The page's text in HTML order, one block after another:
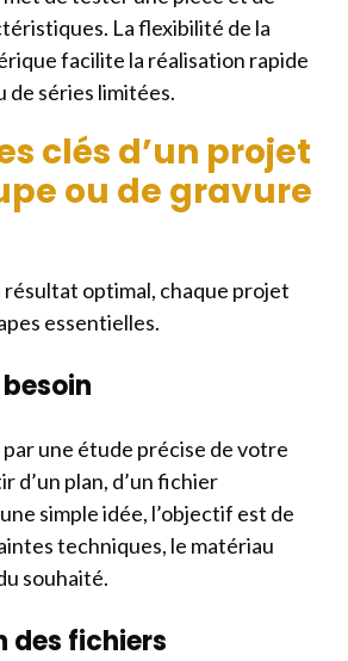
La flexibilité de la
facilite la réalisation rapide
de séries limitées.
clés d’un projet
ou de gravure
résultat optimal, chaque projet
essentielles.
une étude précise de votre
d’un plan, d’un fichier
simple idée, l’objectif est de
techniques, le matériau
souhaité.
des fichiers